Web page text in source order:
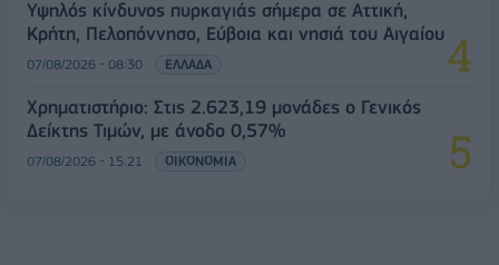
Υψηλός κίνδυνος πυρκαγιάς σήμερα σε Αττική,
Κρήτη, Πελοπόννησο, Εύβοια και νησιά του Αιγαίου
07/08/2026 - 08:30 ΕΛΛΑΔΑ
Χρηματιστήριο: Στις 2.623,19 μονάδες ο Γενικός
Δείκτης Τιμών, με άνοδο 0,57%
07/08/2026 - 15:21 ΟΙΚΟΝΟΜΙΑ